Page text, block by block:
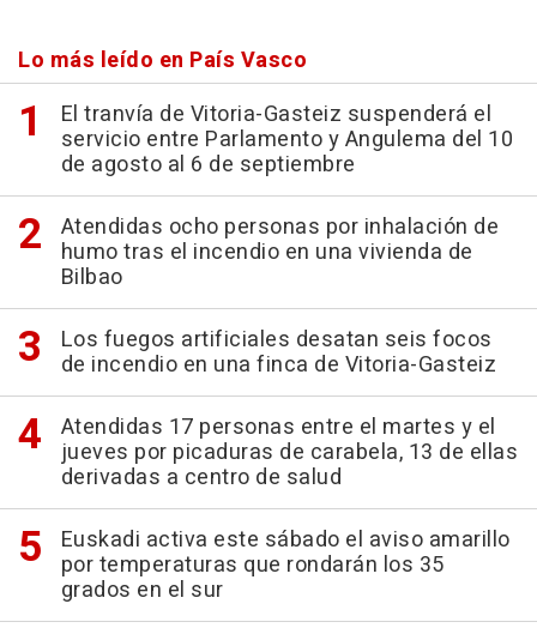
Lo más leído en País Vasco
El tranvía de Vitoria-Gasteiz suspenderá el
servicio entre Parlamento y Angulema del 10
de agosto al 6 de septiembre
Atendidas ocho personas por inhalación de
humo tras el incendio en una vivienda de
Bilbao
Los fuegos artificiales desatan seis focos
de incendio en una finca de Vitoria-Gasteiz
Atendidas 17 personas entre el martes y el
jueves por picaduras de carabela, 13 de ellas
derivadas a centro de salud
Euskadi activa este sábado el aviso amarillo
por temperaturas que rondarán los 35
grados en el sur